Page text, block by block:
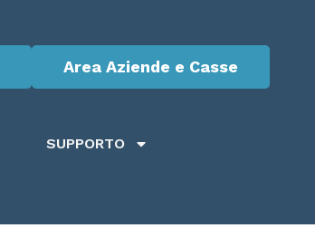
Area Aziende e Casse
SUPPORTO